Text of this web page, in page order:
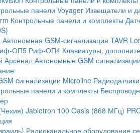
панели Voyager Извещатели и
Контрольные панели и комплекты
Автономная GSM-сигнализация TAVR
ОП5 Риф-ОП4 Клавиатуры,
АрсеналАвтономные GSM сигнализации
cигнализации Microline
панели и комплекты
Jablotron 100 Oasis (868 МГц)
Радиоканальное оборудование